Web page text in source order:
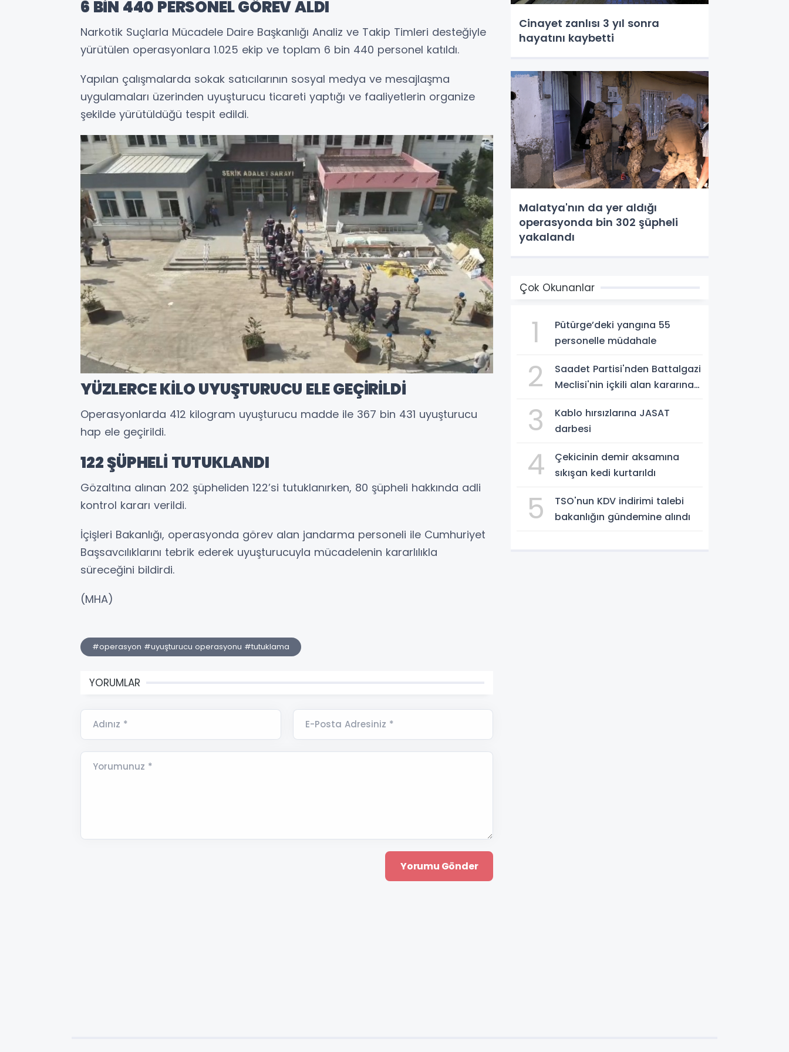
6 BİN 440 PERSONEL GÖREV ALDI
Narkotik Suçlarla Mücadele Daire Başkanlığı Analiz ve Takip Timleri desteğiyle
yürütülen operasyonlara 1.025 ekip ve toplam 6 bin 440 personel katıldı.
Yapılan çalışmalarda sokak satıcılarının sosyal medya ve mesajlaşma
uygulamaları üzerinden uyuşturucu ticareti yaptığı ve faaliyetlerin organize
şekilde yürütüldüğü tespit edildi.
YÜZLERCE KİLO UYUŞTURUCU ELE GEÇİRİLDİ
Operasyonlarda 412 kilogram uyuşturucu madde ile 367 bin 431 uyuşturucu
hap ele geçirildi.
122 ŞÜPHELİ TUTUKLANDI
Gözaltına alınan 202 şüpheliden 122’si tutuklanırken, 80 şüpheli hakkında adli
kontrol kararı verildi.
İçişleri Bakanlığı, operasyonda görev alan jandarma personeli ile Cumhuriyet
Başsavcılıklarını tebrik ederek uyuşturucuyla mücadelenin kararlılıkla
süreceğini bildirdi.
(MHA)
#operasyon #uyuşturucu operasyonu #tutuklama
YORUMLAR
Adınız * E-Posta Adresiniz *
Yorumunuz *
Cinayet zanlısı 3 yıl sonra
hayatını kaybetti
Malatya'nın da yer aldığı
operasyonda bin 302 şüpheli
yakalandı
Çok Okunanlar
1
Pütürge’deki yangına 55
personelle müdahale
2
Saadet Partisi'nden Battalgazi
Meclisi'nin içkili alan kararına
3
Kablo hırsızlarına JASAT
darbesi
4
Çekicinin demir aksamına
sıkışan kedi kurtarıldı
5
TSO'nun KDV indirimi talebi
bakanlığın gündemine alındı